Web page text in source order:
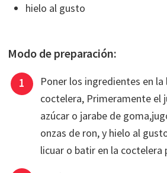
hielo al gusto
Modo de preparación:
Poner los ingredientes en la
coctelera, Primeramente el
azúcar o jarabe de
onzas de ron, y hielo al
licuar o batir en la coctelera